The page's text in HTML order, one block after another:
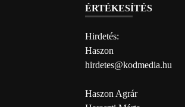
ÉRTÉKESÍTÉS
Hirdetés:
Haszon
hirdetes@kodmedia.hu
Haszon Agrár